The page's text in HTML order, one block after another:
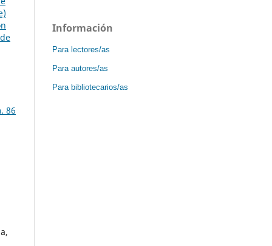
86
Información
Para lectores/as
Para autores/as
Para bibliotecarios/as